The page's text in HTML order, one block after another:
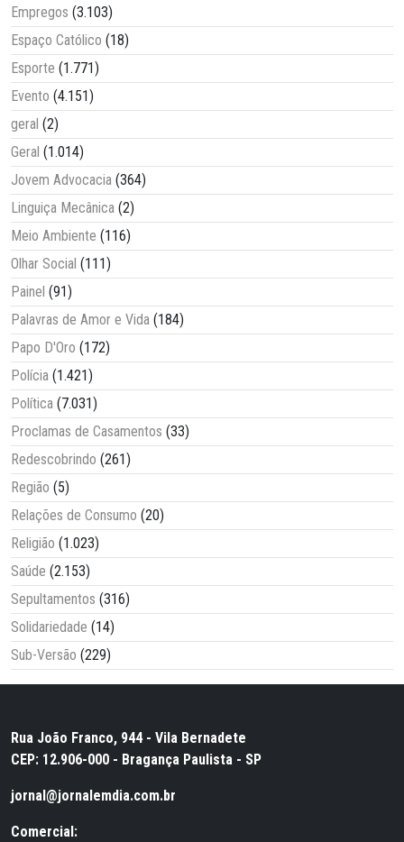
Empregos (3.103)
Espaço Católico (18)
Esporte (1.771)
Evento (4.151)
geral (2)
Geral (1.014)
Jovem Advocacia (364)
Linguiça Mecânica (2)
Meio Ambiente (116)
Olhar Social (111)
Painel (91)
Palavras de Amor e Vida (184)
Papo D'Oro (172)
Polícia (1.421)
Política (7.031)
Proclamas de Casamentos (33)
Redescobrindo (261)
Região (5)
Relações de Consumo (20)
Religião (1.023)
Saúde (2.153)
Sepultamentos (316)
Solidariedade (14)
Sub-Versão (229)
Rua João Franco, 944 - Vila Bernadete
CEP: 12.906-000 - Bragança Paulista - SP
jornal@jornalemdia.com.br
Comercial: